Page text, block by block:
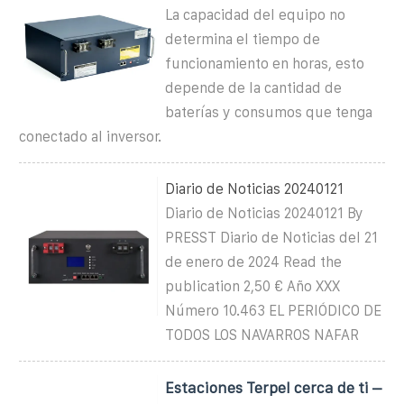
La capacidad del equipo no
determina el tiempo de
funcionamiento en horas, esto
depende de la cantidad de
baterías y consumos que tenga
conectado al inversor.
Diario de Noticias 20240121
Diario de Noticias 20240121 By
PRESST Diario de Noticias del 21
de enero de 2024 Read the
publication 2,50 € Año XXX
Número 10.463 EL PERIÓDICO DE
TODOS LOS NAVARROS NAFAR
Estaciones Terpel cerca de ti –